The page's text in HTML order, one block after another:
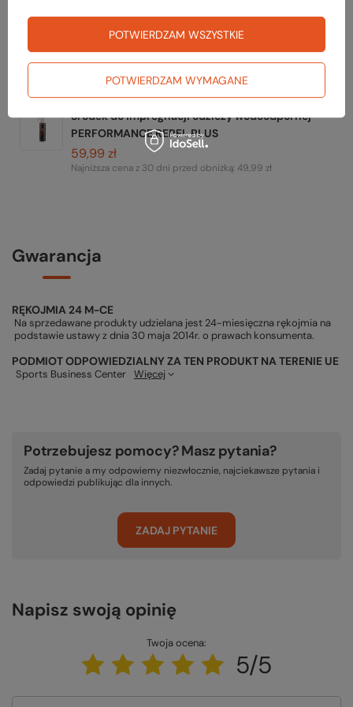
Spodnie DOWNPOUR PANTS
359,99 zł
Środek do impregnacji odzieży wodoodpornej
PERFORMANCE REPEL PLUS
59,99 zł
Najniższa cena z 30 dni przed obniżką:49,99 zł
Gwarancja
RĘKOJMIA 24 M-CE
Na sprzedawane produkty udzielana jest 24-miesięczna rękojmia na
podstawie ustawy z dnia 30 maja 2014r. o prawach konsumenta.
PODMIOT ODPOWIEDZIALNY ZA TEN PRODUKT NA TERENIE UE
Sports Business Center Więcej
Potrzebujesz pomocy? Masz pytania?
Zadaj pytanie a my odpowiemy niezwłocznie, najciekawsze pytania i
odpowiedzi publikując dla innych.
ZADAJ PYTANIE
Napisz swoją opinię
Twoja ocena:
5/5
POTWIERDZAM WYMAGANE
POTWIERDZAM WSZYSTKIE